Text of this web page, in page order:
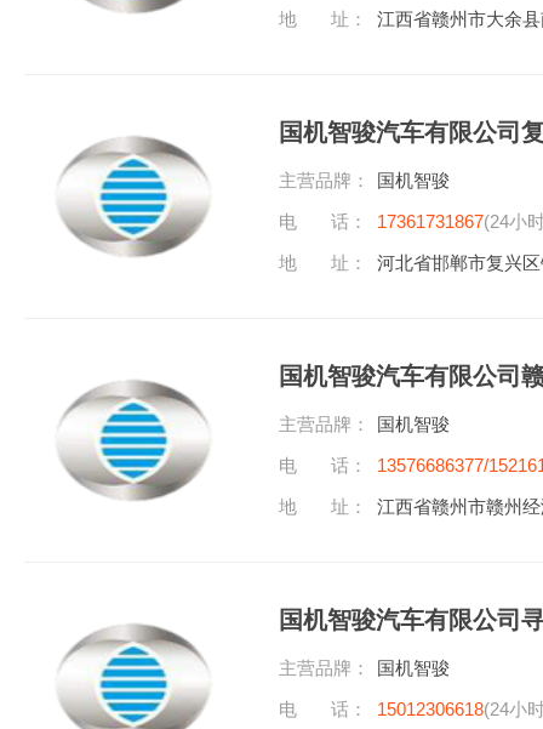
地 址：
江西省赣州市大余
国机智骏汽车有限公司
主营品牌：
国机智骏
电 话：
17361731867(24小
地 址：
河北省邯郸市复兴
国机智骏汽车有限公司
主营品牌：
国机智骏
电 话：
13576686377/
地 址：
江西省赣州市赣州
国机智骏汽车有限公司
主营品牌：
国机智骏
电 话：
15012306618(24小